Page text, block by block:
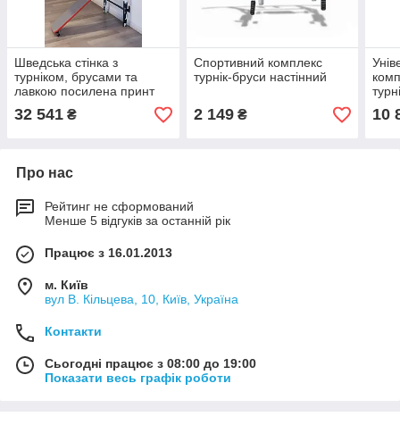
Шведська стінка з
турніком, брусами та
лавкою посилена принт
«Мілітарі» – спортивне
обладнання
32 541 ₴
Спортивний комплекс
турнік-бруси настінний
2 149₴ 10
Про нас
Рейтинг не сформований
Менше 5 відгуків за останній рік
Працює з 16.01.2013
м. Київ
вул В. Кільцева, 10, Київ, Україна
Контакти
Сьогодні працює з 08:00 до 19:00
Показати весь графік роботи